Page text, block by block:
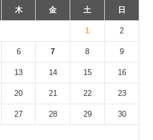
木 金 土 日
1 2
6 7 8 9
13 14 15 16
20 21 22 23
27 28 29 30